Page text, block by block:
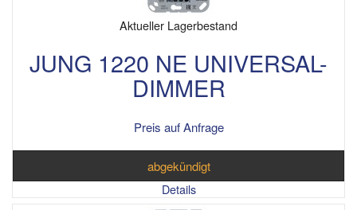
Aktueller Lagerbestand
JUNG 1220 NE UNIVERSAL-
DIMMER
Preis auf Anfrage
abgekündigt
Details